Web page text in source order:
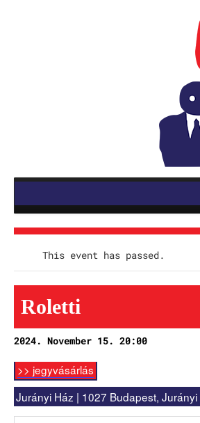
Mozsik Imre: OKTATÁS
Szerb Antal: Utas és holdvilág
Rókonok
It’s a match
Bíró Zsombor Aurél: Mit
Vajon mi marad, ha leesik a
This event has passed.
Roletti
2024. November 15. 20:00
>> jegyvásárlás
Jurányi Ház | 1027 Budapest, Jurányi